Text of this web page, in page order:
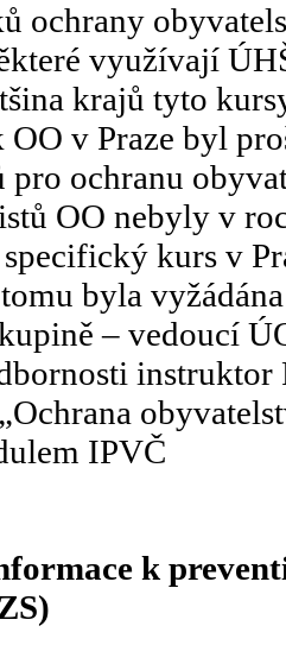
ochrany
využívají
krajů tyto
OO v Praze byl
ochranu
OO nebyly v
kurs v
byla
– vedoucí
IPVČ
k